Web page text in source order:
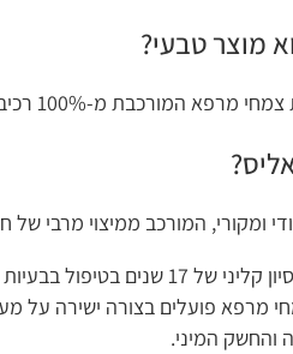
רכיבים טבעיים.
המורכב ממיצוי מרבי של
ויפאליס מבוסס על ניסיון קליני של
בצורה ישירה על מערכות